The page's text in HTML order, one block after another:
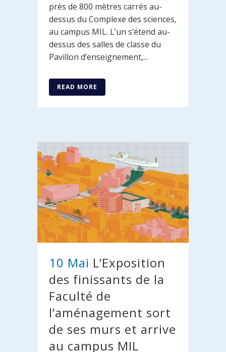
près de 800 mètres carrés au-
dessus du Complexe des sciences,
au campus MIL. L’un s’étend au-
dessus des salles de classe du
Pavillon d’enseignement,...
READ MORE
10 Mai L’Exposition
des finissants de la
Faculté de
l’aménagement sort
de ses murs et arrive
au campus MIL